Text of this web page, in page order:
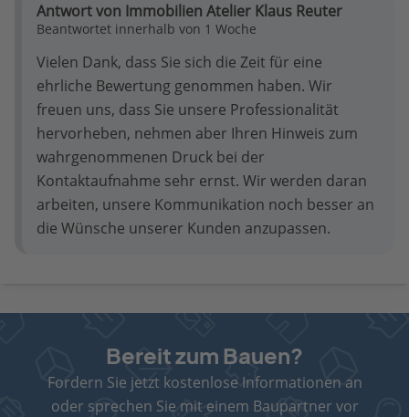
Antwort von Immobilien Atelier Klaus Reuter
Beantwortet innerhalb von 1 Woche
Vielen Dank, dass Sie sich die Zeit für eine
ehrliche Bewertung genommen haben. Wir
freuen uns, dass Sie unsere Professionalität
hervorheben, nehmen aber Ihren Hinweis zum
wahrgenommenen Druck bei der
Kontaktaufnahme sehr ernst. Wir werden daran
arbeiten, unsere Kommunikation noch besser an
die Wünsche unserer Kunden anzupassen.
Bereit zum Bauen?
Fordern Sie jetzt kostenlose Informationen an
oder sprechen Sie mit einem Baupartner vor